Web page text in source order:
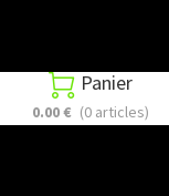
 Panier
0.00 € (0 articles)